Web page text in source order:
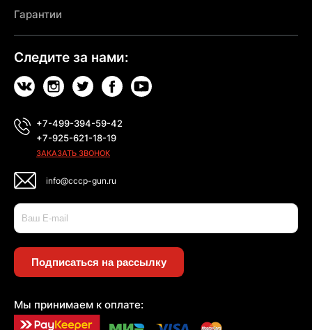
Гарантии
Следите за нами:
+7-499-394-59-42
+7-925-621-18-19
ЗАКАЗАТЬ ЗВОНОК
info@cccp-gun.ru
Подписаться на рассылку
Мы принимаем к оплате: